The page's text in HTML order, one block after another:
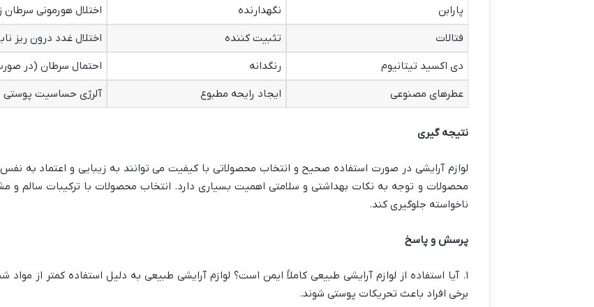
پارابن
نگهدارنده
اختلال هورمونی سرطان
فتالات
تثبیت کننده
اختلال غدد درون ریز
دی اکسید تیتانیوم
رنگدانه
احتمال سرطان (در
عطرهای مصنوعی
ایجاد رایحه مطبوع آلرژی حساسیت پوستی
نتیجه گیری
لوازم آرایشی در صورت استفاده صحیح و انتخاب محصولاتی با کیفیت می توانند به زیبایی و اعتماد به
محصولات و توجه به نکات بهداشتی و سلامتی اهمیت بسیاری دارد. انتخاب محصولات با ترکیبات سالم و
ناخواسته جلوگیری کند.
پرسش و پاسخ
۱. آیا استفاده از لوازم آرایشی طبیعی کاملاً ایمن است؟ لوازم آرایشی طبیعی به دلیل استفاده کمتر از
برخی افراد باعث تحریکات پوستی شوند.